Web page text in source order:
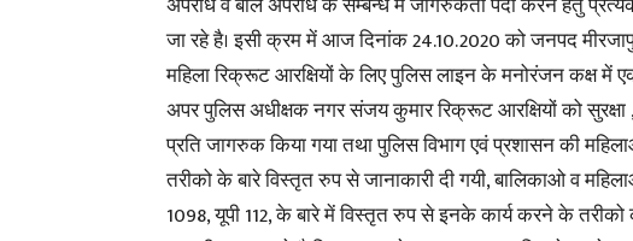
जा रहे है। इसी क्रम में आज दिनांक 24.10.2020 को जनपद
महिला रिक्रूट आरक्षियों के लिए पुलिस लाइन के मनोरंजन कक्ष
अपर पुलिस अधीक्षक नगर संजय कुमार रिक्रूट आरक्षियों को
प्रति जागरुक किया गया तथा पुलिस विभाग एवं प्रशासन की
तरीको के बारे विस्तृत रुप से जानाकारी दी गयी, बालिकाओ व
1098, यूपी 112, के बारे में विस्तृत रुप से इनके कार्य करने के तरीको